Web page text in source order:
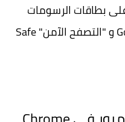
بطاقات الرسومات
"ترجمة جوجل" Google Translate و "التصفح الآمن" Safe